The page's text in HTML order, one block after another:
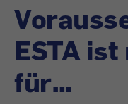
ESTA
für…